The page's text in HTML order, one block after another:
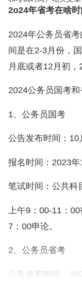
2o24年省考在啥时
2024年公务员省
间是在2-3月份，
月底或者12月初，
2024公务员国考
1、公务员国考
公告发布时间：10
报名时间：2023年
笔试时间：公共科
上午9：00-11：
7：00申论。
2、公务员省考
公告发布时间；